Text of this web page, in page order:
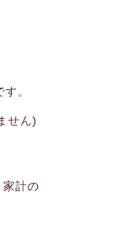
。
せん)
家計の